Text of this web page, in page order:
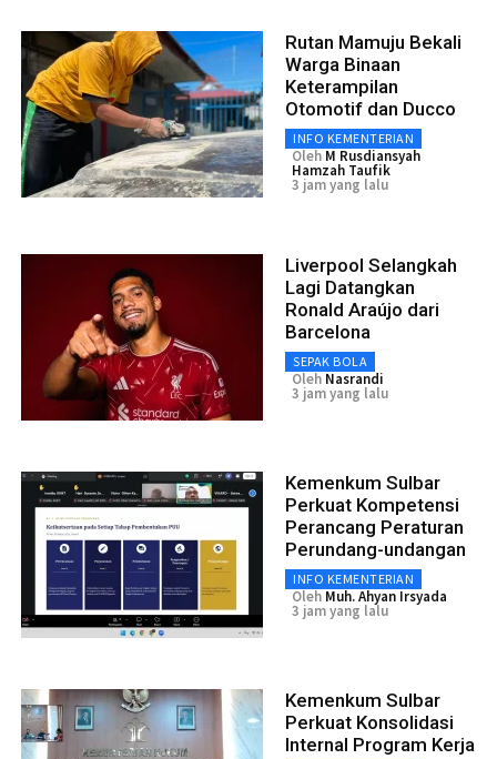
Rutan Mamuju Bekali
Warga Binaan
Keterampilan
Otomotif dan Ducco
INFO KEMENTERIAN
Oleh M Rusdiansyah
Hamzah Taufik
3 jam yang lalu
Liverpool Selangkah
Lagi Datangkan
Ronald Araújo dari
Barcelona
SEPAK BOLA
Oleh Nasrandi
3 jam yang lalu
Kemenkum Sulbar
Perkuat Kompetensi
Perancang Peraturan
Perundang-undangan
INFO KEMENTERIAN
Oleh Muh. Ahyan Irsyada
3 jam yang lalu
Kemenkum Sulbar
Perkuat Konsolidasi
Internal Program Kerja